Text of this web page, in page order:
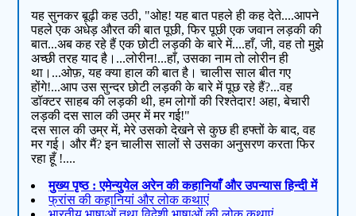
यह सुनकर बूढ़ी कह उठी, "ओह! यह बात पहले ही कह देते....आपने
पहले एक अधेड़ औरत की बात पूछी, फिर पूछी एक जवान लड़की की
बात...अब कह रहे हैं एक छोटी लड़की के बारे में....हाँ, जी, वह तो मुझे
अच्छी तरह याद है।...लोरीन!...हाँ, उसका नाम तो लोरीन ही
था।...ओफ़, यह क्या हाल की बात है। चालीस साल बीत गए
होंगे!...आप उस सुन्दर छोटी लड़की के बारे में पूछ रहे हैं?...वह
डॉक्टर साहब की लड़की थी, हम लोगों की रिश्तेदार! अहा, बेचारी
लड़की दस साल की उम्र में मर गई!"
दस साल की उम्र में, मेरे उसको देखने से कुछ ही हफ्तों के बाद, वह
मर गई। और मैं? इन चालीस सालों से उसका अनुसरण करता फिर
रहा हूँ !....
मुख्य पृष्ठ : एमेन्युयेल अरेन की कहानियाँ और उपन्यास हिन्दी में
फ्रांस की कहानियां और लोक कथाएं